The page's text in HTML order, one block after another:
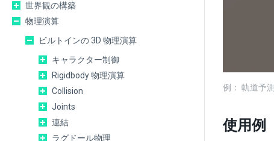
世界観の構築
物理演算
ビルトインの 3D 物理演算
キャラクター制御
Rigidbody 物理演算
Collision
Joints
連結
ラグドール物理
例： 軌道予測
使用例